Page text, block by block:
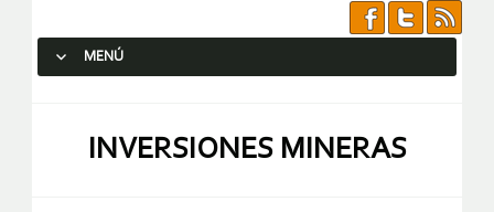
MENÚ
INVERSIONES MINERAS